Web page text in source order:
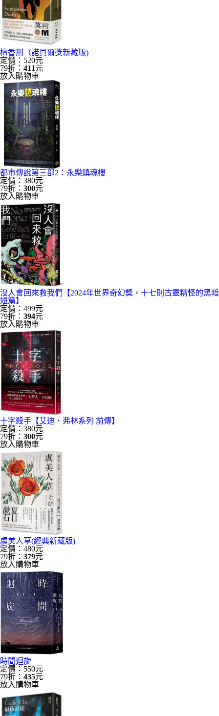
檀香刑（諾貝爾獎新藏版)
定價：520元
79折： 411元
放入購物車
都市傳說第三部2：永樂鎮魂樓
定價：380元
79折： 300元
放入購物車
沒人會回來救我們【2024年世界奇幻獎，十七則古靈精怪的黑暗
短篇】
定價：499元
79折： 394元
放入購物車
十字殺手【艾迪．弗林系列 前傳】
定價：380元
79折： 300元
放入購物車
虞美人草(經典新藏版)
定價：480元
79折： 379元
放入購物車
時間迴旋
定價：550元
79折： 435元
放入購物車